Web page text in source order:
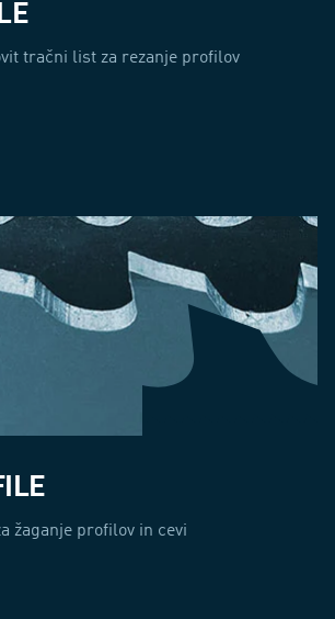
tračni list za rezanje profilov
žaganje profilov in cevi